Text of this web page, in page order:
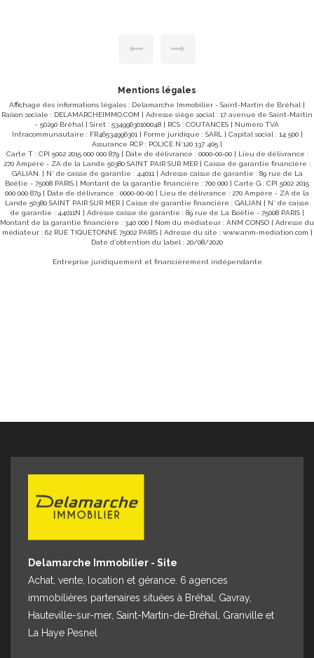
climat : A (1) Montant estimé des dépenses annuelles
auxquels ce bien est exposé sont disponibles sur le site
Géorisques : www.georisques.gouv.fr" Pour visiter : Agence
DELAMARCHE IMMO.COM Florian GINARD 07.86.27.44.34
Mentions légales
Affichage des informations légales : Delamarche Immobilier - Saint-Martin de Bréhal |
Raison sociale : DELAMARCHEIMMO.COM | Adresse siège social : 17 avenue de Saint-Martin
- 50290 Bréhal | Siret : 53499630100048 | RCS : COUTANCES | Numero TVA
Intracommunautaire : FR46534996301 | Forme juridique : SARL | Capital social : 14 500 |
Assurance RCP : POLICE N°120 137 405 |
Carte T : CPI 5002 2015 000 000 879 | Date de délivrance : 0000-00-00 | Lieu de délivrance :
270 Ampère - ZA de la Lande 50380 SAINT PAIR SUR MER | Caisse de garantie financière :
GALIAN. | N° de caisse de garantie : 44011 | Adresse caisse de garantie : 89 rue de La
Boëtie - 75008 PARIS | Montant de la garantie financière : 700 000 | Carte G : CPI 5002 2015
000 000 879 | Date de délivrance : 0000-00-00 | Lieu de délivrance : 270 Ampère - ZA de la
Lande 50380 SAINT PAIR SUR MER | Caisse de garantie financière : GALIAN | N° de caisse
de garantie : 44011N | Adresse caisse de garantie : 89 rue de La Boëtie - 75008 PARIS |
Montant de la garantie financière : 340 000 | Nom du médiateur : ANM CONSO | Adresse du
médiateur : 62 RUE TIQUETONNE 75002 PARIS | Adresse du site : www.anm-mediation.com |
Date d'obtention du label : 20/08/2020
Entreprise juridiquement et financièrement indépendante
Delamarche Immobilier - Site
Achat, vente, location et gérance. 6 agences
immobilières partenaires situées à Bréhal, Gavray,
Hauteville-sur-mer, Saint-Martin-de-Bréhal, Granville et
La Haye Pesnel